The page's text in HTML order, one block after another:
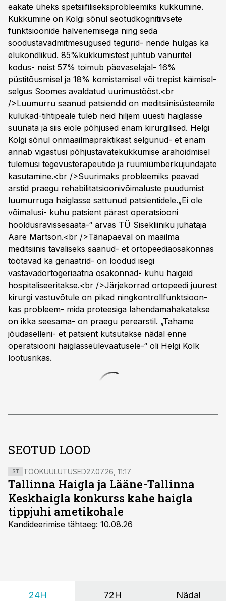
eakate üheks spetsiifiliseksprobleemiks kukkumine.
Kukkumine on Kolgi sõnul seotudkognitiivsete
funktsioonide halvenemisega ning seda
soodustavadmitmesugused tegurid- nende hulgas ka
elukondlikud. 85%kukkumistest juhtub vanuritel
kodus- neist 57% toimub päevaselajal- 16%
püstitõusmisel ja 18% komistamisel või trepist käimisel-
selgus Soomes avaldatud uurimustööst.<br
/>Luumurru saanud patsiendid on meditsiinisüsteemile
kulukad-tihtipeale tuleb neid hiljem uuesti haiglasse
suunata ja siis eiole põhjused enam kirurgilised. Helgi
Kolgi sõnul onmaailmapraktikast selgunud- et enam
annab vigastusi põhjustavatekukkumise ärahoidmisel
tulemusi tegevusterapeutide ja ruumiümberkujundajate
kasutamine.<br />Suurimaks probleemiks peavad
arstid praegu rehabilitatsioonivõimaluste puudumist
luumurruga haiglasse sattunud patsientidele.„Ei ole
võimalusi- kuhu patsient pärast operatsiooni
hooldusravissesaata-“ arvas TÜ Sisekliiniku juhataja
Aare Märtson.<br />Tänapäeval on maailma
meditsiinis tavaliseks saanud- et ortopeediaosakonnas
töötavad ka geriaatrid- on loodud isegi
vastavadortogeriaatria osakonnad- kuhu haigeid
hospitaliseeritakse.<br />Järjekorrad ortopeedi juurest
kirurgi vastuvõtule on pikad ningkontrollfunktsioon-
kas probleem- mida proteesiga lahendamahakatakse
on ikka seesama- on praegu perearstil. „Tahame
jõudaselleni- et patsient kutsutakse nädal enne
operatsiooni haiglasseülevaatusele-“ oli Helgi Kolk
lootusrikas.
SEOTUD LOOD
ST TÖÖKUULUTUSED27.07.26, 11:17
Tallinna Haigla ja Lääne-Tallinna
Keskhaigla konkurss kahe haigla
tippjuhi ametikohale
Kandideerimise tähtaeg: 10.08.26
24H 72H Nädal